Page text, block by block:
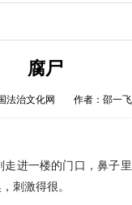
腐尸
法治文化网 作者：邵一飞
一楼的门口，鼻子里
刺激得很。